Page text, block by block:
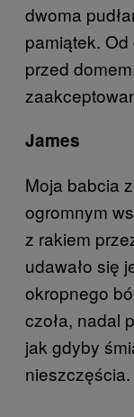
dwoma
pamiątek.
przed
James
Moja babcia
ogromnym
z rakiem
udawało się
okropnego
czoła, nadal
jak gdyby
nieszczęścia.